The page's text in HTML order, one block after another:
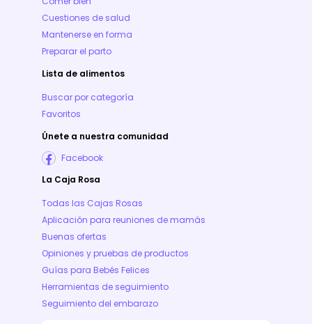
Cuestiones de salud
Mantenerse en forma
Preparar el parto
Lista de alimentos
Buscar por categoría
Favoritos
Únete a nuestra comunidad
Facebook
La Caja Rosa
Todas las Cajas Rosas
Aplicación para reuniones de mamás
Buenas ofertas
Opiniones y pruebas de productos
Guías para Bebés Felices
Herramientas de seguimiento
Seguimiento del embarazo